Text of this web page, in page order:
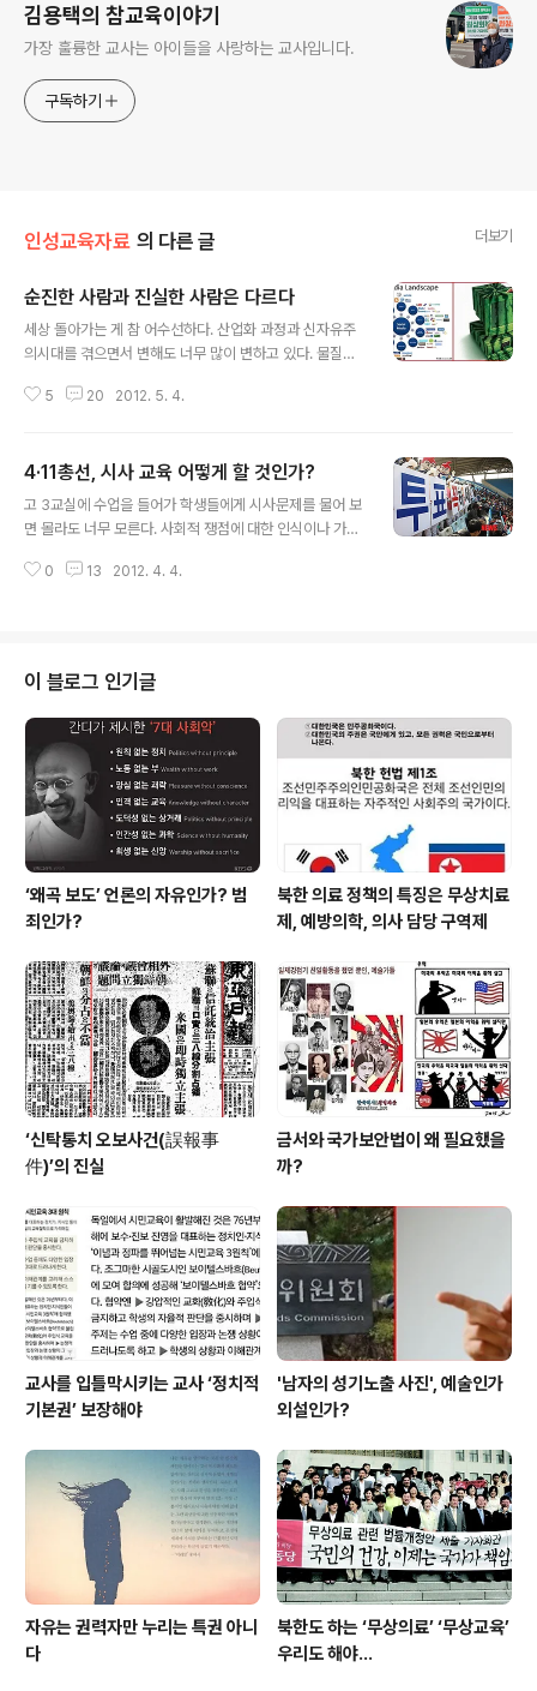
김용택의 참교육이야기
가장 훌륭한 교사는 아이들을 사랑하는 교사입니다.
구독하기
인성교육자료 의 다른 글 더보기
순진한 사람과 진실한 사람은 다르다
세상 돌아가는 게 참 어수선하다. 산업화 과정과 신자유주
의시대를 겪으면서 변해도 너무 많이 변하고 있다. 물질적
바뀌고 있다. 더불어 사는 세상, 상식과 이성이 지배하는 세
들의 거짓말을 보고 있노라면 고심참담(苦心慘憺)하다.
하루가 다르게 바뀌는 세상, 이런 세상에서 변화의 사각지
대가 학교다. 학교에는 아직도 ‘정직한 사람’이나 ‘성실한
을 개발하기는커녕 천편일률적인 지식주입식 교육에 진력
5 20 2012. 5. 4.
4·11총선, 시사 교육 어떻게 할 것인가?
고 3교실에 수업을 들어가 학생들에게 시사문제를 물어 보
면 몰라도 너무 모른다. 사회적 쟁점에 대한 인식이나 가치
니와 판단에 대한 원칙도 기준도 수준이하다. 그도 그럴 것
으로 다가 왔다. 거리에는 후보들의 열띤 홍보전이 펼쳐지
고 도로변에는 선거 홍보 플래카드가 곳곳이 걸려 있다. 도
로 변에서 하는 선거 방송이 수업하는 교실에까지 들려온
다. 고등학교의 경우 내년이면 투표권을 행사할 학생도 있
는데 그들에게 내 권리를 위임할 선량을 뽑을 능력이 있을
까? 정당이란 무엇인지, 민주의식이나 ..
0 13 2012. 4. 4.
이 블로그 인기글
‘왜곡 보도’ 언론의 자유인가? 범
죄인가?
북한 의료 정책의 특징은 무상치료
제, 예방의학, 의사 담당 구역제
‘신탁통치 오보사건(誤報事
件)’의 진실
금서와 국가보안법이 왜 필요했을
까?
교사를 입틀막시키는 교사 ‘정치적
기본권’ 보장해야
'남자의 성기노출 사진', 예술인가
외설인가?
자유는 권력자만 누리는 특권 아니
다
북한도 하는 ‘무상의료’ ‘무상교육’
우리도 해야...